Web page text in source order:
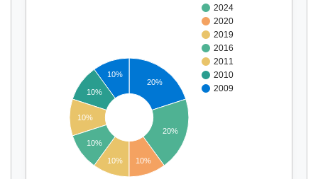
Affichage par
2024
2020
2019
2016
2011
2010
2009
20%
20%
10%
10%
10%
10%
10% 10%